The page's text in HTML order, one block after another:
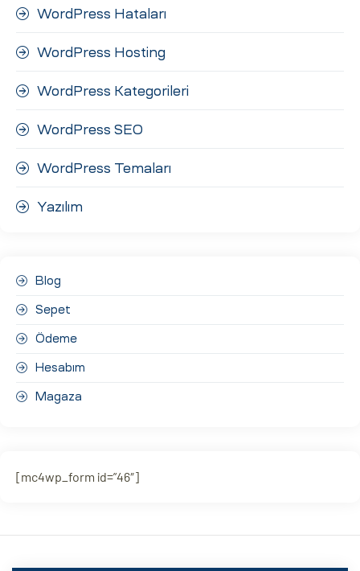
WordPress Hataları
WordPress Hosting
WordPress Kategorileri
WordPress SEO
WordPress Temaları
Yazılım
Blog
Sepet
Ödeme
Hesabım
Magaza
[mc4wp_form id=”46″]